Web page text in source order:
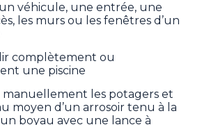
véhicule, une entrée, une
les murs ou les fenêtres d’un
complètement ou
une piscine
manuellement les potagers et
moyen d’un arrosoir tenu à la
boyau avec une lance à